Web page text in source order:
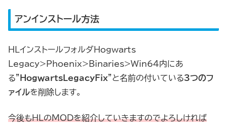
アンインストール方法
HLインストールフォルダHogwarts
Legacy>Phoenix>Binaries>Win64内にあ
る” HogwartsLegacyFix”と名前の付いている3つのフ
ァイルを削除します。
今後もHLのMODを紹介していきますのでよろしければ